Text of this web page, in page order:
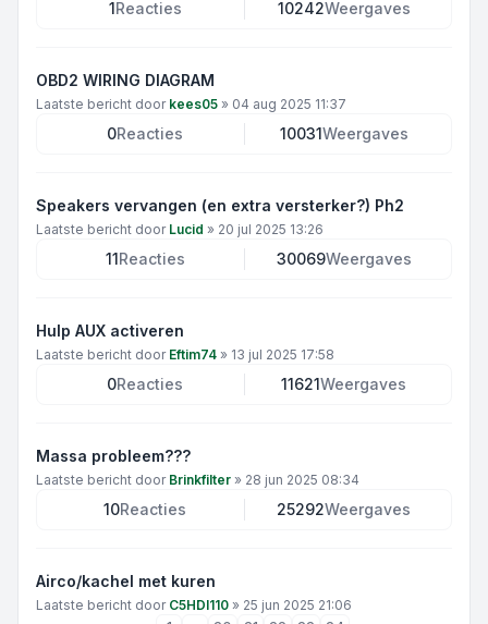
1Reacties 10242Weergaves
OBD2 WIRING DIAGRAM
Laatste bericht door kees05 » 04 aug 2025 11:37
0Reacties 10031Weergaves
Speakers vervangen (en extra versterker?) Ph2
Laatste bericht door Lucid » 20 jul 2025 13:26
11Reacties 30069Weergaves
Hulp AUX activeren
Laatste bericht door Eftim74 » 13 jul 2025 17:58
0Reacties 11621Weergaves
Massa probleem???
Laatste bericht door Brinkfilter » 28 jun 2025 08:34
10Reacties 25292Weergaves
Airco/kachel met kuren
Laatste bericht door C5HDI110 » 25 jun 2025 21:06